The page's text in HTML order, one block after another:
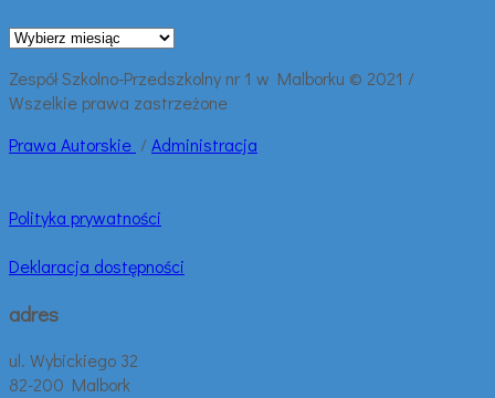
Archiwalne
Zespół Szkolno-Przedszkolny nr 1 w Malborku © 2021 /
Wszelkie prawa zastrzeżone
Prawa Autorskie /Administracja
Polityka prywatności
Deklaracja dostępności
adres
ul. Wybickiego 32
82-200 Malbork